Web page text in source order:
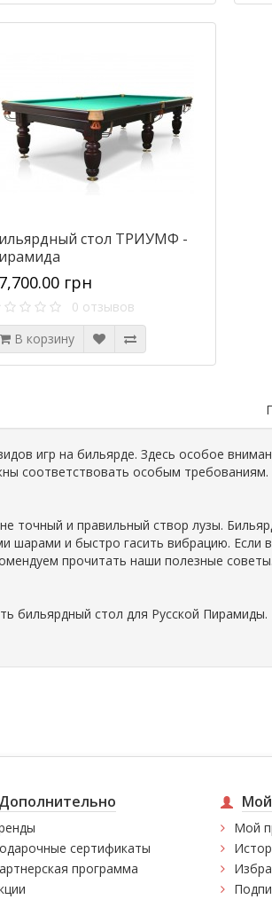
стол ТРИУМФ -
грн
0 отзывов
В корзину
игр на бильярде. Здесь особое
соответствовать особым требованиям.
точный и правильный створ лузы.
шарами и быстро гасить вибрацию. Если
прочитать наши полезные советы.
бильярдный стол для Русской
Дополнительно
сертификаты
программа
Мой